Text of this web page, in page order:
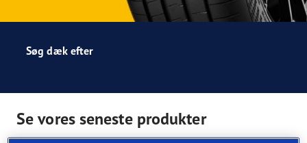
Søg dæk efter
Se vores seneste produkter